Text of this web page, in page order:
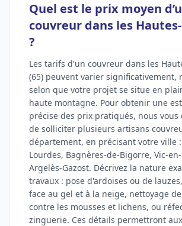
Quel est le prix moyen
couvreur dans les
?
Les tarifs d'un couvreur dans les
(65) peuvent varier significativement,
selon que votre projet se situe en
haute montagne. Pour obtenir une
précise des prix pratiqués, nous vous
de solliciter plusieurs artisans
département, en précisant votre ville :
Lourdes, Bagnères-de-Bigorre, Vic-
Argelès-Gazost. Décrivez la nature
travaux : pose d'ardoises ou de
face au gel et à la neige, nettoyage
contre les mousses et lichens, ou
zinguerie. Ces détails permettront